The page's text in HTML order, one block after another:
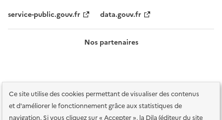
Ce site utilise des cookies permettant de visualiser des contenus
et d'améliorer le fonctionnement grâce aux statistiques de
navigation. Si vous cliquez sur « Accepter », la Dila (éditeur du site
service-public.gouv.fr
data.gouv.fr
Nos partenaires